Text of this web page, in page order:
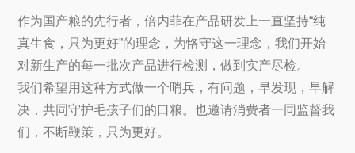
作为国产粮的先行者，倍内菲在产品研发上一直坚持“纯
真生食，只为更好”的理念，为恪守这一理念，我们开始
对新生产的每一批次产品进行检测，做到实产尽检。
我们希望用这种方式做一个哨兵，有问题，早发现，早解
决，共同守护毛孩子们的口粮。也邀请消费者一同监督我
们，不断鞭策，只为更好。